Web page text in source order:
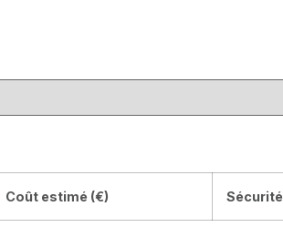
Coût estimé (€) Sécurité